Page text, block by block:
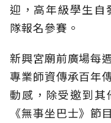
迎，高年級學生自
隊報名參賽。
新興宮廟前廣場每
專業師資傳承百年
動感，除受邀到
《無事坐巴士》節